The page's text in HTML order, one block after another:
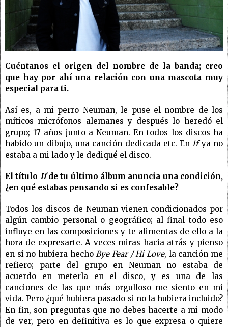
Cuéntanos el origen del nombre de la banda; creo
que hay por ahí una relación con una mascota muy
especial para ti.
Así es, a mi perro Neuman, le puse el nombre de los
míticos micrófonos alemanes y después lo heredó el
grupo; 17 años junto a Neuman. En todos los discos ha
habido un dibujo, una canción dedicada etc. EnIfya no
estaba a mi lado y le dediqué el disco.
El título Ifde tu último álbum anuncia una condición,
¿en qué estabas pensando si es confesable?
Todos los discos de Neuman vienen condicionados por
algún cambio personal o geográfico; al final todo eso
influye en las composiciones y te alimentas de ello a la
hora de expresarte. A veces miras hacia atrás y pienso
en si no hubiera hechoBye Fear / Hi Love, la canción me
refiero; parte del grupo en Neuman no estaba de
acuerdo en meterla en el disco, y es una de las
canciones de las que más orgulloso me siento en mi
vida. Pero ¿qué hubiera pasado si no la hubiera incluido?
En fin, son preguntas que no debes hacerte a mi modo
de ver, pero en definitiva es lo que expresa o quiere